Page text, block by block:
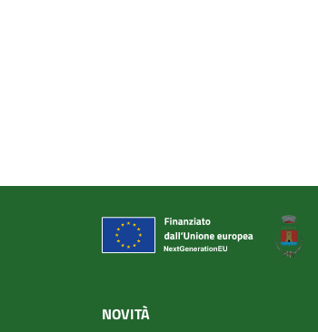
NOVITÀ